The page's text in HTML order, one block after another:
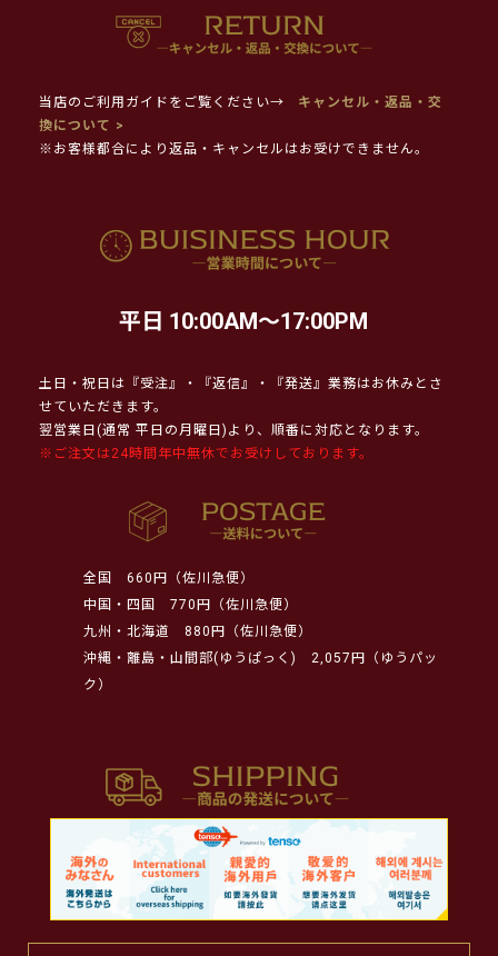
当店のご利用ガイドをご覧ください→
キャンセル・返品・交
換について >
※お客様都合により返品・キャンセルはお受けできません。
平日 10:00AM～17:00PM
土日・祝日は『受注』・『返信』・『発送』業務はお休みとさ
せていただきます。
翌営業日(通常 平日の月曜日)より、順番に対応となります。
※ご注文は24時間年中無休でお受けしております。
全国
660円（佐川急便）
中国・四国
770円（佐川急便）
九州・北海道
880円（佐川急便）
沖縄・離島・山間部(ゆうぱっく)
2,057円（ゆうパッ
ク）